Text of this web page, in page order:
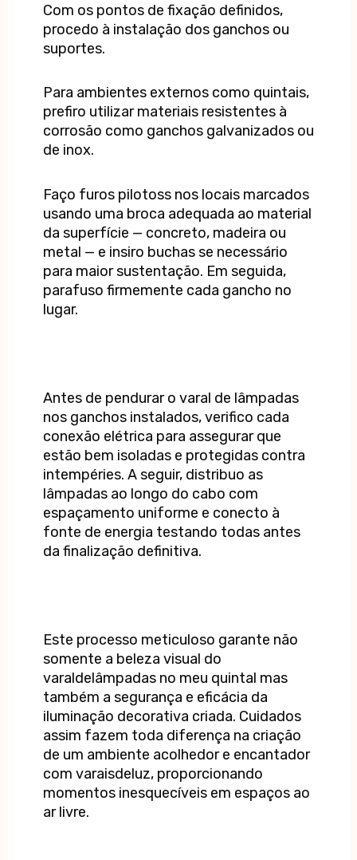
Com os pontos de fixação definidos,
procedo à instalação dos ganchos ou
suportes.
Para ambientes externos como quintais,
prefiro utilizar materiais resistentes à
corrosão como ganchos galvanizados ou
de inox.
Faço furos pilotoss nos locais marcados
usando uma broca adequada ao material
da superfície — concreto, madeira ou
metal — e insiro buchas se necessário
para maior sustentação. Em seguida,
parafuso firmemente cada gancho no
lugar.
Antes de pendurar o varal de lâmpadas
nos ganchos instalados, verifico cada
conexão elétrica para assegurar que
estão bem isoladas e protegidas contra
intempéries. A seguir, distribuo as
lâmpadas ao longo do cabo com
espaçamento uniforme e conecto à
fonte de energia testando todas antes
da finalização definitiva.
Este processo meticuloso garante não
somente a beleza visual do
varaldelâmpadas no meu quintal mas
também a segurança e eficácia da
iluminação decorativa criada. Cuidados
assim fazem toda diferença na criação
de um ambiente acolhedor e encantador
com varaisdeluz, proporcionando
momentos inesquecíveis em espaços ao
ar livre.